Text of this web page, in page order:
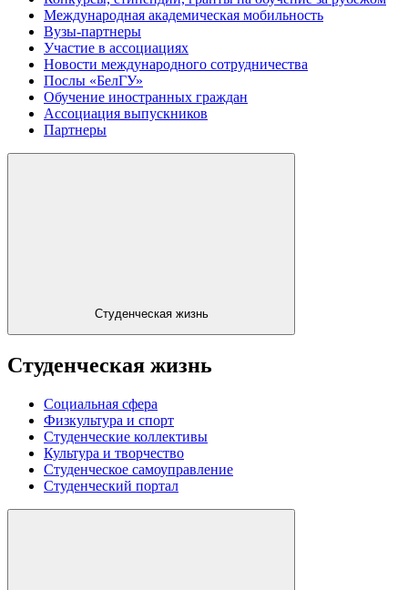
Международная академическая мобильность
Вузы-партнеры
Участие в ассоциациях
Новости международного сотрудничества
Послы «БелГУ»
Обучение иностранных граждан
Ассоциация выпускников
Партнеры
Студенческая жизнь
Студенческая жизнь
Социальная сфера
Физкультура и спорт
Студенческие коллективы
Культура и творчество
Студенческое самоуправление
Студенческий портал